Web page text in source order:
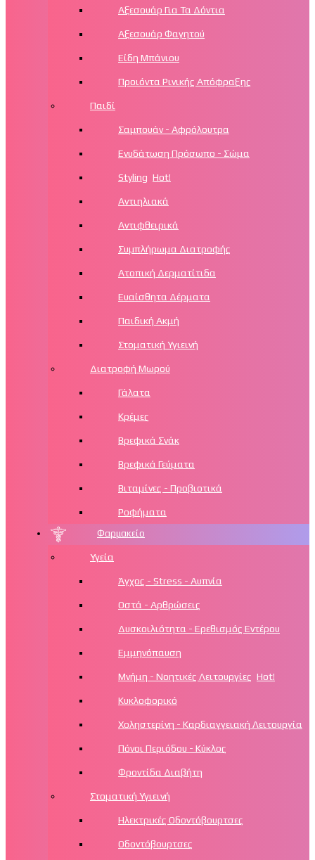
Αξεσουάρ Για Τα Δόντια
Αξεσουάρ Φαγητού
Είδη Μπάνιου
Προιόντα Ρινικής Απόφραξης
Παιδί
Σαμπουάν - Αφρόλουτρα
Ενυδάτωση Πρόσωπο - Σώμα
Styling Hot!
Αντιηλιακά
Αντιφθειρικά
Συμπλήρωμα Διατροφής
Ατοπική Δερματίτιδα
Ευαίσθητα Δέρματα
Παιδική Ακμή
Στοματική Υγιεινή
Διατροφή Μωρού
Γάλατα
Κρέμες
Βρεφικά Σνάκ
Βρεφικά Γεύματα
Βιταμίνες - Προβιοτικά
Ροφήματα
Φαρμακείο
Υγεία
Άγχος - Stress - Αυπνία
Οστά - Αρθρώσεις
Δυσκοιλιότητα - Ερεθισμός Εντέρου
Εμμηνόπαυση
Μνήμη - Νοητικές Λειτουργίες Hot!
Κυκλοφορικό
Χοληστερίνη - Καρδιαγγειακή Λειτουργία
Πόνοι Περιόδου - Κύκλος
Φροντίδα Διαβήτη
Στοματική Υγιεινή
Ηλεκτρικές Οδοντόβουρτσες
Οδοντόβουρτσες